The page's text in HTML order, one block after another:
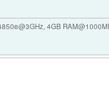
4GB